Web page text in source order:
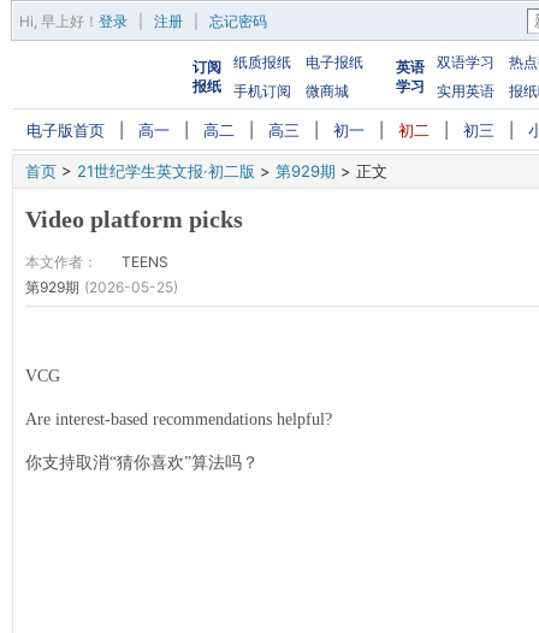
Hi, 早上好 ！ 登录 注册 忘记密码
订阅
报纸
纸质报纸
电子报纸
手机订阅
微商城
英语
学习
双语学习
热
实用英语
报
电子版首页 高一 高二 高三 初一 初二 初三
首页 > 21世纪学生英文报·初二版 > 第929期 > 正文
Video platform picks
本文作者：
TEENS
第929期 (2026-05-25)
VCG
Are interest-based recommendations helpful?
你支持取消“猜你喜欢”算法吗？